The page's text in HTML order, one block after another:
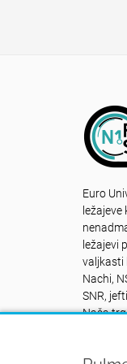
Euro
ležajevi
valjkasti
Nachi,
SNR,
Naša